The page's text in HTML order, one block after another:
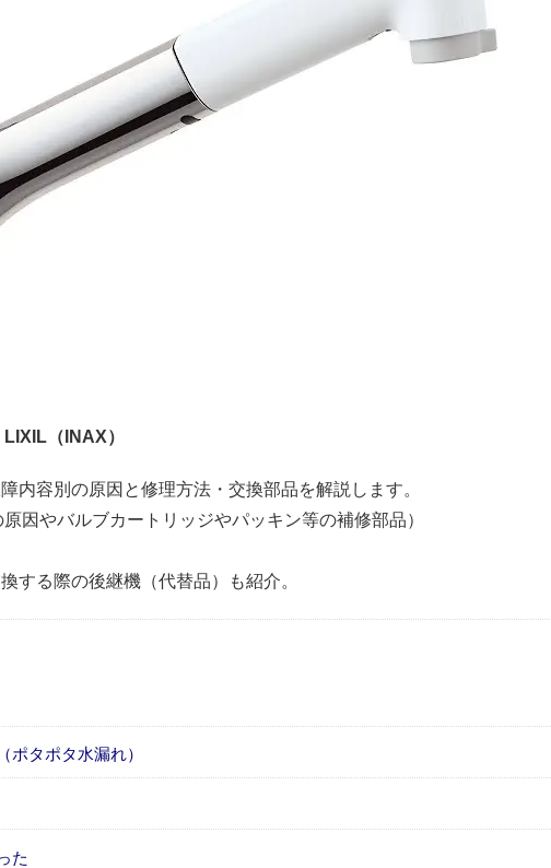
（INAX）
内容別の原因と修理方法・交換部品を解説します。
原因やバルブカートリッジやパッキン等の補修部品）
する際の後継機（代替品）も紹介。
ポタポタ水漏れ）
た